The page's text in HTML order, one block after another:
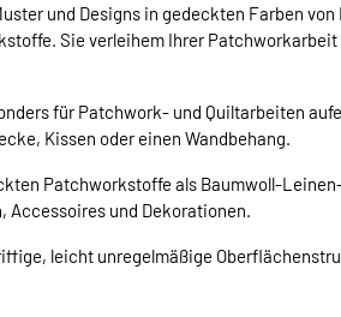
und Designs in gedeckten Farben
Sie verleihem Ihrer
für Patchwork- und Quiltarbeiten
Kissen oder einen Wandbehang.
Patchworkstoffe als Baumwoll-
Accessoires und Dekorationen.
leicht unregelmäßige